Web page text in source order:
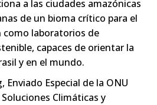
a las ciudades amazónicas
de un bioma crítico para el
laboratorios de
capaces de orientar la
y en el mundo.
Enviado Especial de la ONU
Climáticas y